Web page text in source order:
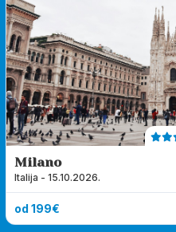
Milano
Italija - 15.10.2026.
od 199€